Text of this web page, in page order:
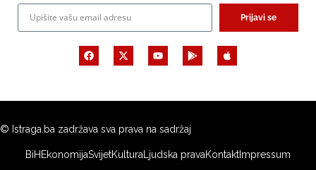
Prijavi se
© Istraga.ba zadržava sva prava na sadržaj
BiHEkonomijaSvijetKulturaLjudska pravaKontaktImpressum